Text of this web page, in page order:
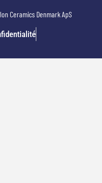
Ceramics Denmark ApS